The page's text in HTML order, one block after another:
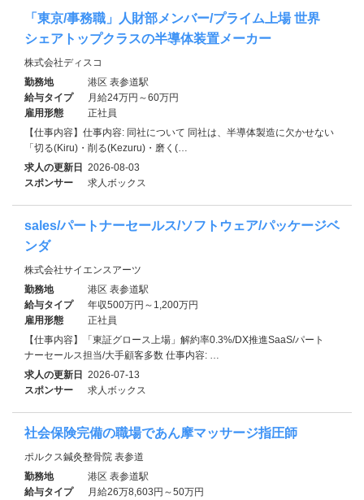
「東京/事務職」人財部メンバー/プライム上場 世界
シェアトップクラスの半導体装置メーカー
株式会社ディスコ
勤務地
港区 表参道駅
給与タイプ
月給24万円～60万円
雇用形態
正社員
【仕事内容】仕事内容: 同社について 同社は、半導体製造に欠かせない
「切る(Kiru)・削る(Kezuru)・磨く(…
求人の更新日 2026-08-03
スポンサー
求人ボックス
sales/パートナーセールス/ソフトウェア/パッケージベ
ンダ
株式会社サイエンスアーツ
勤務地
港区 表参道駅
給与タイプ
年収500万円～1,200万円
雇用形態
正社員
【仕事内容】「東証グロース上場」解約率0.3%/DX推進SaaS/パート
ナーセールス担当/大手顧客多数 仕事内容: …
求人の更新日 2026-07-13
スポンサー
求人ボックス
社会保険完備の職場であん摩マッサージ指圧師
ポルクス鍼灸整骨院 表参道
勤務地
港区 表参道駅
給与タイプ
月給26万8,603円～50万円